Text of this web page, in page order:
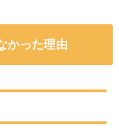
かった理由